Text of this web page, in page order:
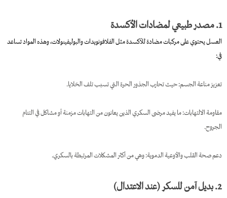
1. مصدر طبيعي لمضادات الأكسدة
العسل يحتوي على مركبات مضادة للأكسدة مثل الفلافونويدات والبوليفينولات، وهذه المواد تساعد
في:
تعزيز مناعة الجسم: حيث تحارب الجذور الحرة التي تسبب تلف الخلايا.
مقاومة الالتهابات: ما يفيد مرضى السكري الذين يعانون من التهابات مزمنة أو مشاكل في التئام
الجروح.
دعم صحة القلب والأوعية الدموية: وهي من أكثر المشكلات المرتبطة بالسكري.
2. بديل آمن للسكر (عند الاعتدال)